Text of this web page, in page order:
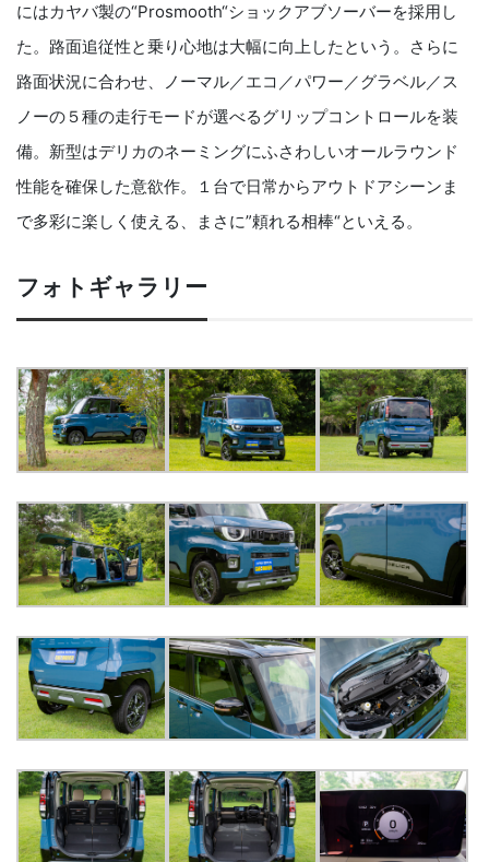
にはカヤバ製の“Prosmooth“ショックアブソーバーを採用し
た。路面追従性と乗り心地は大幅に向上したという。さらに
路面状況に合わせ、ノーマル／エコ／パワー／グラベル／ス
ノーの５種の走行モードが選べるグリップコントロールを装
備。新型はデリカのネーミングにふさわしいオールラウンド
性能を確保した意欲作。１台で日常からアウトドアシーンま
で多彩に楽しく使える、まさに”頼れる相棒“といえる。
フォトギャラリー